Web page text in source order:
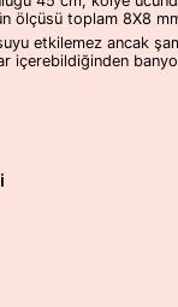
ölçüsü toplam 8X8
etkilemez ancak
içerebildiğinden